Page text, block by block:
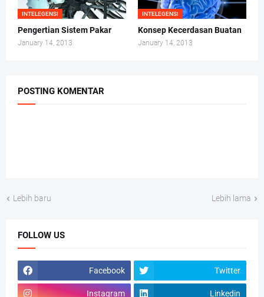
INTELEGENSI
Pengertian Sistem Pakar
January 14, 2013
INTELEGENSI
Konsep Kecerdasan Buatan
January 14, 2013
POSTING KOMENTAR
Lebih baru Lebih lama
FOLLOW US
Facebook Twitter
Instagram Linkedin